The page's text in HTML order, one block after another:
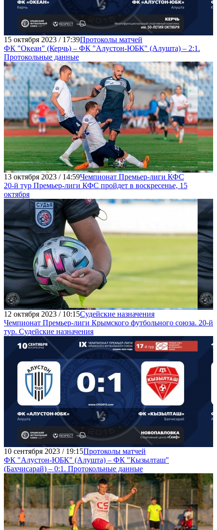
15 октября 2023 / 17:39Протоколы матчей
ФК "Океан" (Керчь) – ФК "Алустон-ЮБК" (Алушта) – 2:1.
Протокольные данные
13 октября 2023 / 14:59Чемпионат Премьер-лиги КФС
20-й тур Премьер-лиги КФС пройдет в воскресенье, 15
октября
12 октября 2023 / 10:15Судейские назначения
Чемпионат Премьер-лиги Крымского футбольного союза. 20-й
тур. Судейские назначения
10 сентября 2023 / 19:15Протоколы матчей
ФК "Алустон-ЮБК" (Алушта) – ФК "Кызылташ"
(Бахчисарай) – 0:1. Протокольные данные